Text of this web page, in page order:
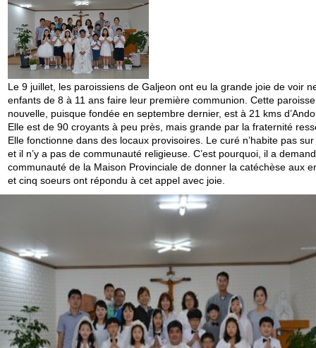
Le 9 juillet, les paroissiens de Galjeon ont eu la grande joie de voir
enfants de 8 à 11 ans faire leur première communion. Cette
nouvelle, puisque fondée en septembre dernier, est à 21 kms
Elle est de 90 croyants à peu près, mais grande par la fraternité
Elle fonctionne dans des locaux provisoires. Le curé n’habite pas
et il n’y a pas de communauté religieuse. C’est pourquoi, il a
communauté de la Maison Provinciale de donner la catéchèse aux
et cinq soeurs ont répondu à cet appel avec joie.